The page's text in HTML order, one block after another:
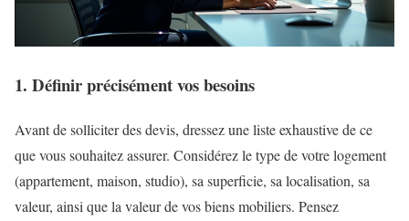
1. Définir précisément vos besoins
Avant de solliciter des devis, dressez une liste exhaustive de ce
que vous souhaitez assurer. Considérez le type de votre logement
(appartement, maison, studio), sa superficie, sa localisation, sa
valeur, ainsi que la valeur de vos biens mobiliers. Pensez